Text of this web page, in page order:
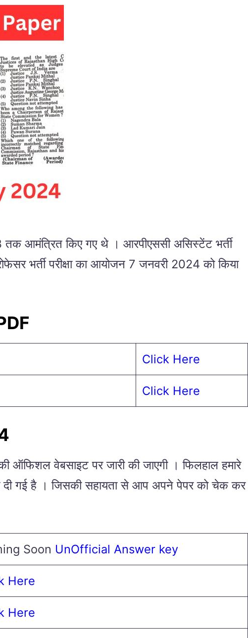
आमंत्रित किए गए थे । आरपीएससी असिस्टेंट भर्ती
भर्ती परीक्षा का आयोजन 7 जनवरी 2024 को किया
Click Here
Click Here
वेबसाइट पर जारी की जाएगी । फिलहाल हमारे
दी गई है । जिसकी सहायता से आप अपने पेपर को चेक कर
Soon UnOfficial Answer key
Here
Here